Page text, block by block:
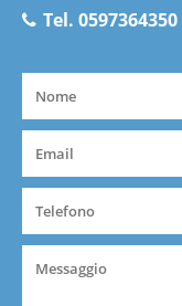
Tel. 0597364350